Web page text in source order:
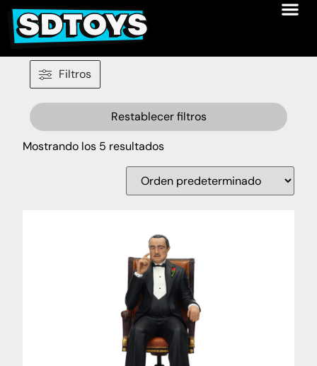
Filtros
Restablecer filtros
Mostrando los 5 resultados